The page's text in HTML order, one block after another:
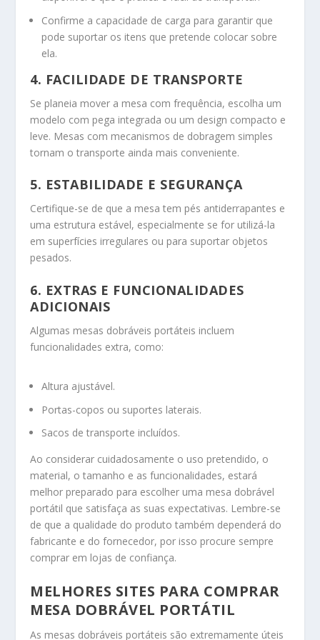
Confirme a capacidade de carga para garantir que
pode suportar os itens que pretende colocar sobre
ela.
4. FACILIDADE DE TRANSPORTE
Se planeia mover a mesa com frequência, escolha um
modelo com pega integrada ou um design compacto e
leve. Mesas com mecanismos de dobragem simples
tornam o transporte ainda mais conveniente.
5. ESTABILIDADE E SEGURANÇA
Certifique-se de que a mesa tem pés antiderrapantes e
uma estrutura estável, especialmente se for utilizá-la
em superfícies irregulares ou para suportar objetos
pesados.
6. EXTRAS E FUNCIONALIDADES
ADICIONAIS
Algumas mesas dobráveis portáteis incluem
funcionalidades extra, como:
Altura ajustável.
Portas-copos ou suportes laterais.
Sacos de transporte incluídos.
Ao considerar cuidadosamente o uso pretendido, o
material, o tamanho e as funcionalidades, estará
melhor preparado para escolher uma mesa dobrável
portátil que satisfaça as suas expectativas. Lembre-se
de que a qualidade do produto também dependerá do
fabricante e do fornecedor, por isso procure sempre
comprar em lojas de confiança.
MELHORES SITES PARA COMPRAR
MESA DOBRÁVEL PORTÁTIL
As mesas dobráveis portáteis são extremamente úteis